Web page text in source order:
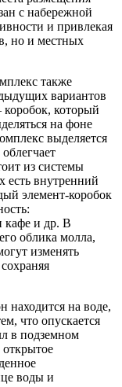
с набережной
и привлекая
но и местных
также
вариантов
который
на фоне
выделяется
из системы
есть внутренний
элемент-коробок
кафе и др. В
облика молла,
изменять
на воде,
что опускается
в подземном
открытое
воды и